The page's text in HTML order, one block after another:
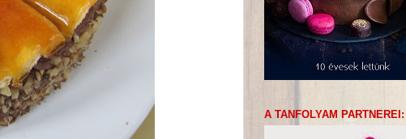
A TANFOLYAM PARTNEREI: